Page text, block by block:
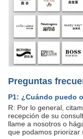
Preguntas
P1: ¿Cuándo puedo
R: Por lo general,
recepción de su
llame a nosotros o
que podamos priorizar